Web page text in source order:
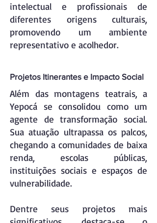
intelectual e profissionais de
diferentes origens culturais,
promovendo um ambiente
representativo e acolhedor.
Projetos Itinerantes e Impacto Social
Além das montagens teatrais, a
Yepocá se consolidou como um
agente de transformação social.
Sua atuação ultrapassa os palcos,
chegando a comunidades de baixa
renda, escolas públicas,
instituições sociais e espaços de
vulnerabilidade.
Dentre seus projetos mais